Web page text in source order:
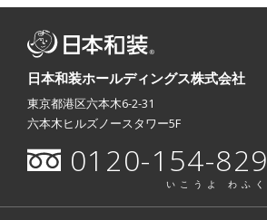
日本和装ホールディングス株式会社
東京都港区六本木6-2-31
六本木ヒルズノースタワー5F
0120-154-829
いこうよ わふく